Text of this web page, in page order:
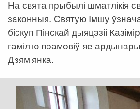
На свята прыбылі шматлікія
законныя. Святую Імшу
біскуп Пінскай дыяцэзіі
гамілію прамовіў яе
Дзям’янка.